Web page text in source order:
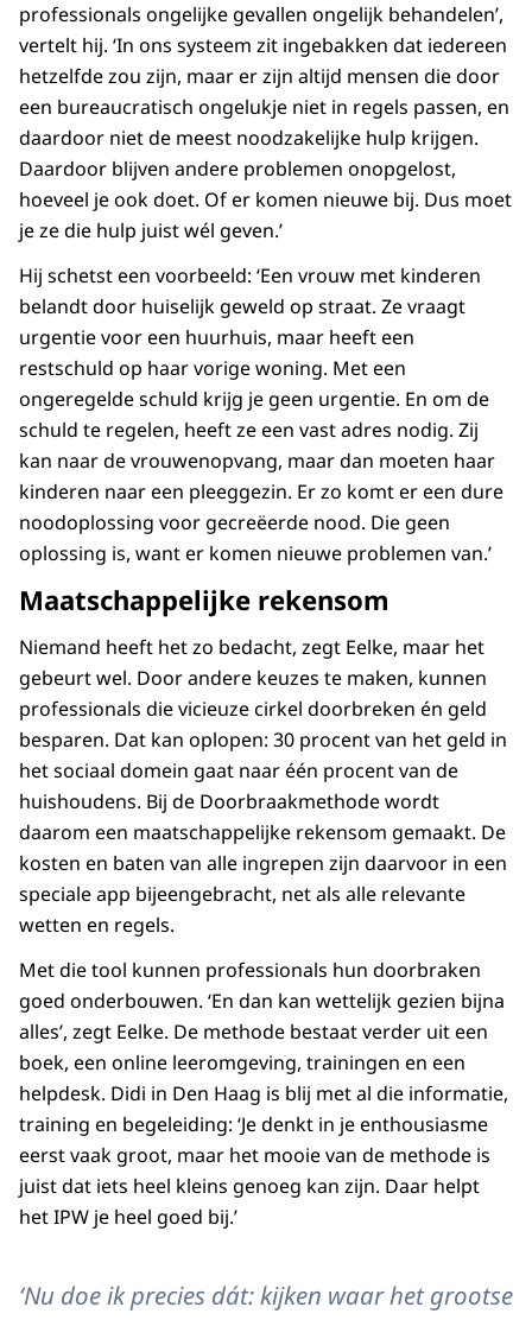
professionals ongelijke gevallen ongelijk behandelen’,
vertelt hij. ‘In ons systeem zit ingebakken dat iedereen
hetzelfde zou zijn, maar er zijn altijd mensen die door
een bureaucratisch ongelukje niet in regels passen, en
daardoor niet de meest noodzakelijke hulp krijgen.
Daardoor blijven andere problemen onopgelost,
hoeveel je ook doet. Of er komen nieuwe bij. Dus moet
je ze die hulp juist wél geven.’
Hij schetst een voorbeeld: ‘Een vrouw met kinderen
belandt door huiselijk geweld op straat. Ze vraagt
urgentie voor een huurhuis, maar heeft een
restschuld op haar vorige woning. Met een
ongeregelde schuld krijg je geen urgentie. En om de
schuld te regelen, heeft ze een vast adres nodig. Zij
kan naar de vrouwenopvang, maar dan moeten haar
kinderen naar een pleeggezin. Er zo komt er een dure
noodoplossing voor gecreëerde nood. Die geen
oplossing is, want er komen nieuwe problemen van.’
Maatschappelijke rekensom
Niemand heeft het zo bedacht, zegt Eelke, maar het
gebeurt wel. Door andere keuzes te maken, kunnen
professionals die vicieuze cirkel doorbreken én geld
besparen. Dat kan oplopen: 30 procent van het geld in
het sociaal domein gaat naar één procent van de
huishoudens. Bij de Doorbraakmethode wordt
daarom een maatschappelijke rekensom gemaakt. De
kosten en baten van alle ingrepen zijn daarvoor in een
speciale app bijeengebracht, net als alle relevante
wetten en regels.
Met die tool kunnen professionals hun doorbraken
goed onderbouwen. ‘En dan kan wettelijk gezien bijna
alles’, zegt Eelke. De methode bestaat verder uit een
boek, een online leeromgeving, trainingen en een
helpdesk. Didi in Den Haag is blij met al die informatie,
training en begeleiding: ‘Je denkt in je enthousiasme
eerst vaak groot, maar het mooie van de methode is
juist dat iets heel kleins genoeg kan zijn. Daar helpt
het IPW je heel goed bij.’
‘Nu doe ik precies dát: kijken waar het grootse